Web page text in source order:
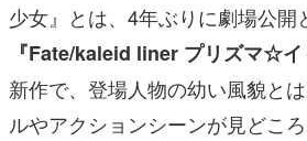
少女』とは、4年ぶりに劇場公開
『Fate/kaleid liner プリズマ☆イ
新作で、登場人物の幼い風貌と
ルやアクションシーンが見どこ